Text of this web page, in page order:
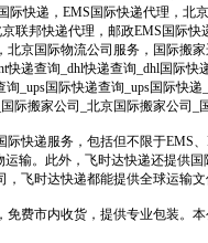
际快递，EMS国际快递代理，北
联邦快递代理，邮政EMS国际
京国际物流公司服务，国际搬
快递查询_dhl快递查询_dhl国际
_ups国际快递查询_ups国际快
际搬家公司_北京国际搬家公司_
快递服务，包括但不限于EMS
输。此外，飞时达快递还提供
飞时达快递都能提供全球运输
费市内收货，提供专业包装。